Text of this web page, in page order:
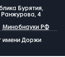
Бурятия,
Ранжурова, 4
Минобнауки РФ
имени Доржи